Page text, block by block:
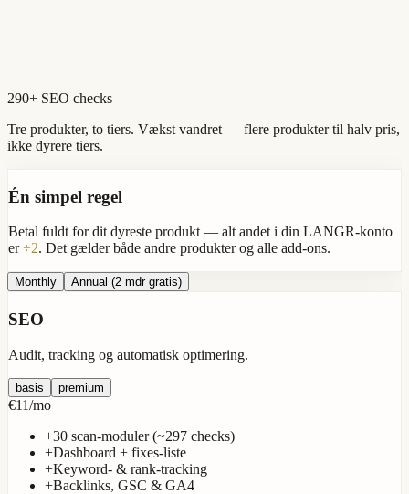
290+ SEO checks
Tre produkter, to tiers. Vækst vandret — flere produkter til halv pris,
ikke dyrere tiers.
Én simpel regel
Betal fuldt for dit dyreste produkt — alt andet i din LANGR-konto
er÷2. Det gælder både andre produkter og alle add-ons.
Monthly Annual (2 mdr gratis)
SEO
Audit, tracking og automatisk optimering.
basis premium
€11/mo
+30 scan-moduler (~297 checks)
+Dashboard + fixes-liste
+Keyword- & rank-tracking
+Backlinks, GSC & GA4